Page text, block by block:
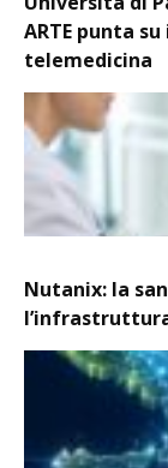
ARTE punta
telemedicina
Nutanix: la